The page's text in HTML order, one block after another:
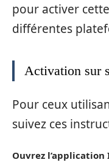
pour activer
différentes
Activation sur
Pour ceux
suivez ces
Ouvrez